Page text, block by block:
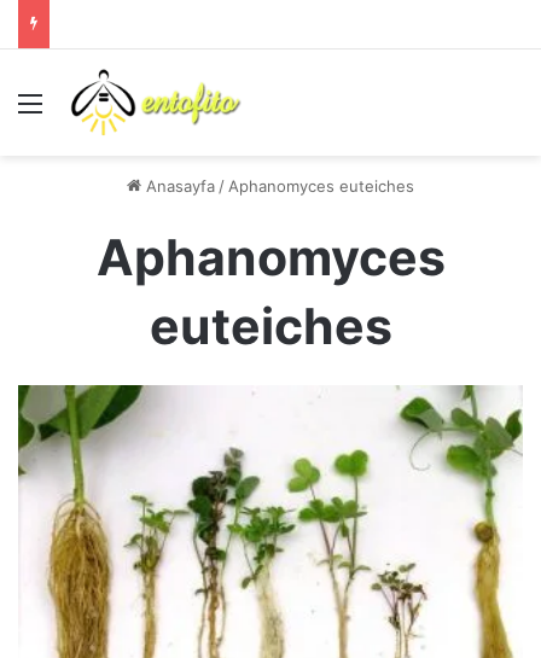
Menü
Anasayfa / Aphanomyces euteiches
Aphanomyces
euteiches